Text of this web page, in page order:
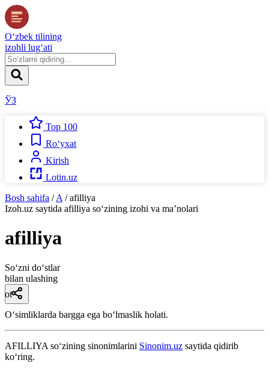
O‘zbek tilining
izohli lug‘ati
ЎЗ
Top 100
Ro‘yxat
Kirish
Lotin.uz
Bosh sahifa / A / afilliya
Izoh.uz saytida afilliya so‘zining izohi va ma’nolari
afilliya
So‘zni do‘stlar
bilan ulashing
ot
Oʻsimliklarda bargga ega boʻlmaslik holati.
AFILLIYA so‘zining sinonimlarini Sinonim.uz saytida qidirib
ko‘ring.